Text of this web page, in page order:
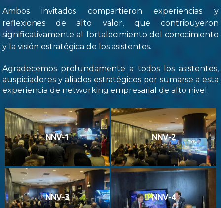
Ambos invitados compartieron experiencias y
reflexiones de alto valor, que contribuyeron
significativamente al fortalecimiento del conocimiento
y la visión estratégica de los asistentes.
Agradecemos profundamente a todos los asistentes,
auspiciadores y aliados estratégicos por sumarse a esta
experiencia de networking empresarial de alto nivel.
NNV-1 NNV-2
NNV-3 NNV-4